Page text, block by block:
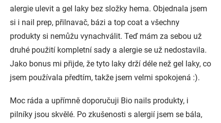
alergie ulevit a gel laky bez složky hema. Objednala jsem
si i nail prep, přilnavač, bázi a top coat a všechny
produkty si nemůžu vynachválit. Teď mám za sebou už
druhé použití kompletní sady a alergie se už nedostavila.
Jako bonus mi přijde, že tyto laky drží déle než gel laky, co
jsem používala předtím, takže jsem velmi spokojená :).
Moc ráda a upřímně doporučuji Bio nails produkty, i
pilníky jsou skvělé. Po zkušenosti s alergií jsem se bála,